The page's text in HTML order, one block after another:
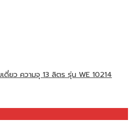
ยว ความจุ 13 ลิตร รุ่น WE 10214